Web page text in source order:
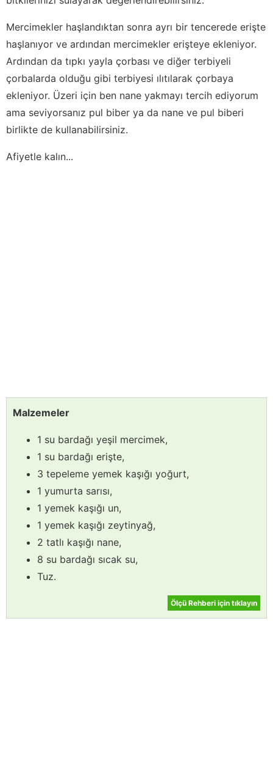
Mercimekler haşlandıktan sonra ayrı bir tencerede erişte
haşlanıyor ve ardından mercimekler erişteye ekleniyor.
Ardından da tıpkı yayla çorbası ve diğer terbiyeli
çorbalarda olduğu gibi terbiyesi ılıtılarak çorbaya
ekleniyor. Üzeri için ben nane yakmayı tercih ediyorum
ama seviyorsanız pul biber ya da nane ve pul biberi
birlikte de kullanabilirsiniz.
Afiyetle kalın...
Malzemeler
1 su bardağı yeşil mercimek,
1 su bardağı erişte,
3 tepeleme yemek kaşığı yoğurt,
1 yumurta sarısı,
1 yemek kaşığı un,
1 yemek kaşığı zeytinyağ,
2 tatlı kaşığı nane,
8 su bardağı sıcak su,
Tuz.
Ölçü Rehberi için tıklayın